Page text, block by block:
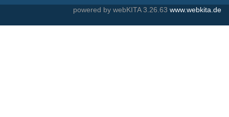
powered by webKITA 3.26.63 www.webkita.de